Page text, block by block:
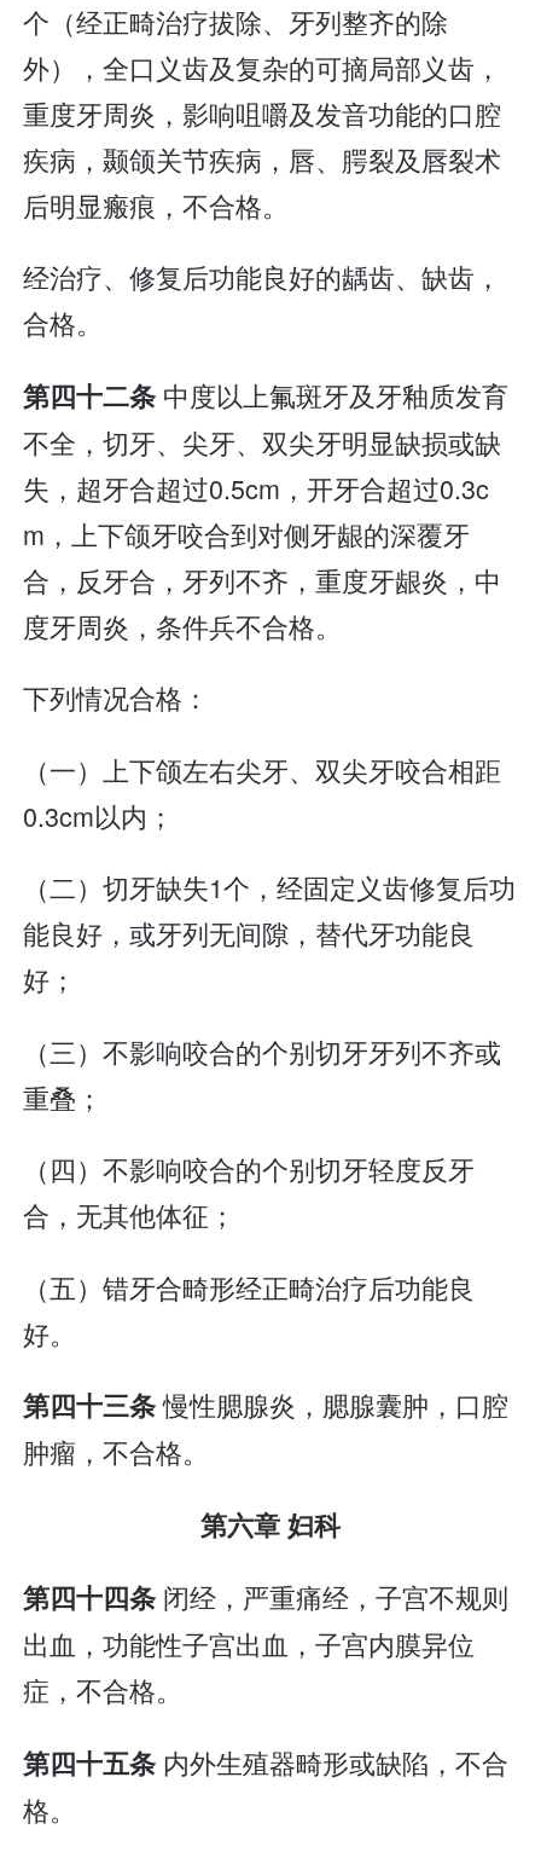
个（经正畸治疗拔除、牙列整齐的除
外），全口义齿及复杂的可摘局部义齿，
重度牙周炎，影响咀嚼及发音功能的口腔
疾病，颞颌关节疾病，唇、腭裂及唇裂术
后明显瘢痕，不合格。
经治疗、修复后功能良好的龋齿、缺齿，
合格。
第四十二条 中度以上氟斑牙及牙釉质发育
不全，切牙、尖牙、双尖牙明显缺损或缺
失，超牙合超过0.5cm，开牙合超过0.3c
m，上下颌牙咬合到对侧牙龈的深覆牙
合，反牙合，牙列不齐，重度牙龈炎，中
度牙周炎，条件兵不合格。
下列情况合格：
（一）上下颌左右尖牙、双尖牙咬合相距
0.3cm以内；
（二）切牙缺失1个，经固定义齿修复后功
能良好，或牙列无间隙，替代牙功能良
好；
（三）不影响咬合的个别切牙牙列不齐或
重叠；
（四）不影响咬合的个别切牙轻度反牙
合，无其他体征；
（五）错牙合畸形经正畸治疗后功能良
好。
第四十三条慢性腮腺炎，腮腺囊肿，口腔
肿瘤，不合格。
第六章 妇科
第四十四条 闭经，严重痛经，子宫不规则
出血，功能性子宫出血，子宫内膜异位
症，不合格。
第四十五条 内外生殖器畸形或缺陷，不合
格。